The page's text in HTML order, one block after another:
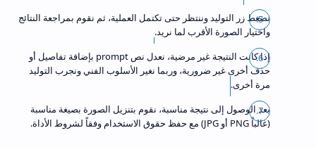
نضغط زر التوليد وننتظر حتى تكتمل العملية، ثم نقوم بمراجعة النتائج
واختيار الصورة الأقرب لما نريد.
إذا كانت النتيجة غير مرضية، نعدل نص prompt بإضافة تفاصيل أو
حذف أخرى غير ضرورية، وربما نغير الأسلوب الفني ونجرب التوليد
مرة أخرى.
بعد الوصول إلى نتيجة مناسبة، نقوم بتنزيل الصورة بصيغة مناسبة
(غالباً PNG أو JPG) مع حفظ حقوق الاستخدام وفقاً لشروط الأداة.